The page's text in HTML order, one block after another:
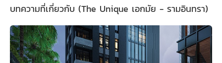
บทความที่เกี่ยวกับ (The Unique เอกมัย - รามอินทรา)